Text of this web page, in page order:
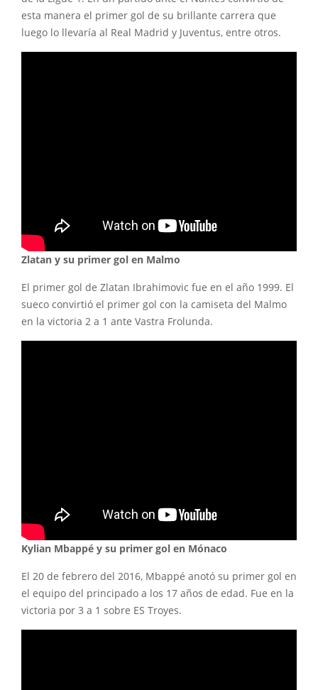
esta manera el primer gol de su brillante carrera que
luego lo llevaría al Real Madrid y Juventus, entre otros.
Zlatan y su primer gol en Malmo
El primer gol de Zlatan Ibrahimovic fue en el año 1999. El
sueco convirtió el primer gol con la camiseta del Malmo
en la victoria 2 a 1 ante Vastra Frolunda.
Kylian Mbappé y su primer gol en Mónaco
El 20 de febrero del 2016, Mbappé anotó su primer gol en
el equipo del principado a los 17 años de edad. Fue en la
victoria por 3 a 1 sobre ES Troyes.